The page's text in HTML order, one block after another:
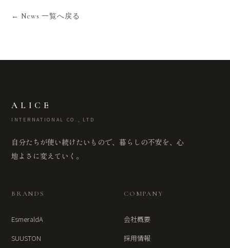
← News 一覧へ戻る
ALICE
INTERNATIONAL CO., LTD
自分たちが使い続けたいもので、暮らしの不安を、心
地よさに変えていく。
BRANDS
EsmeraldA
SUUSTON
COMPANY
会社概要
採用情報